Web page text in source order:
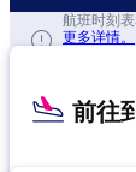
航班时刻
更多详情。
前往